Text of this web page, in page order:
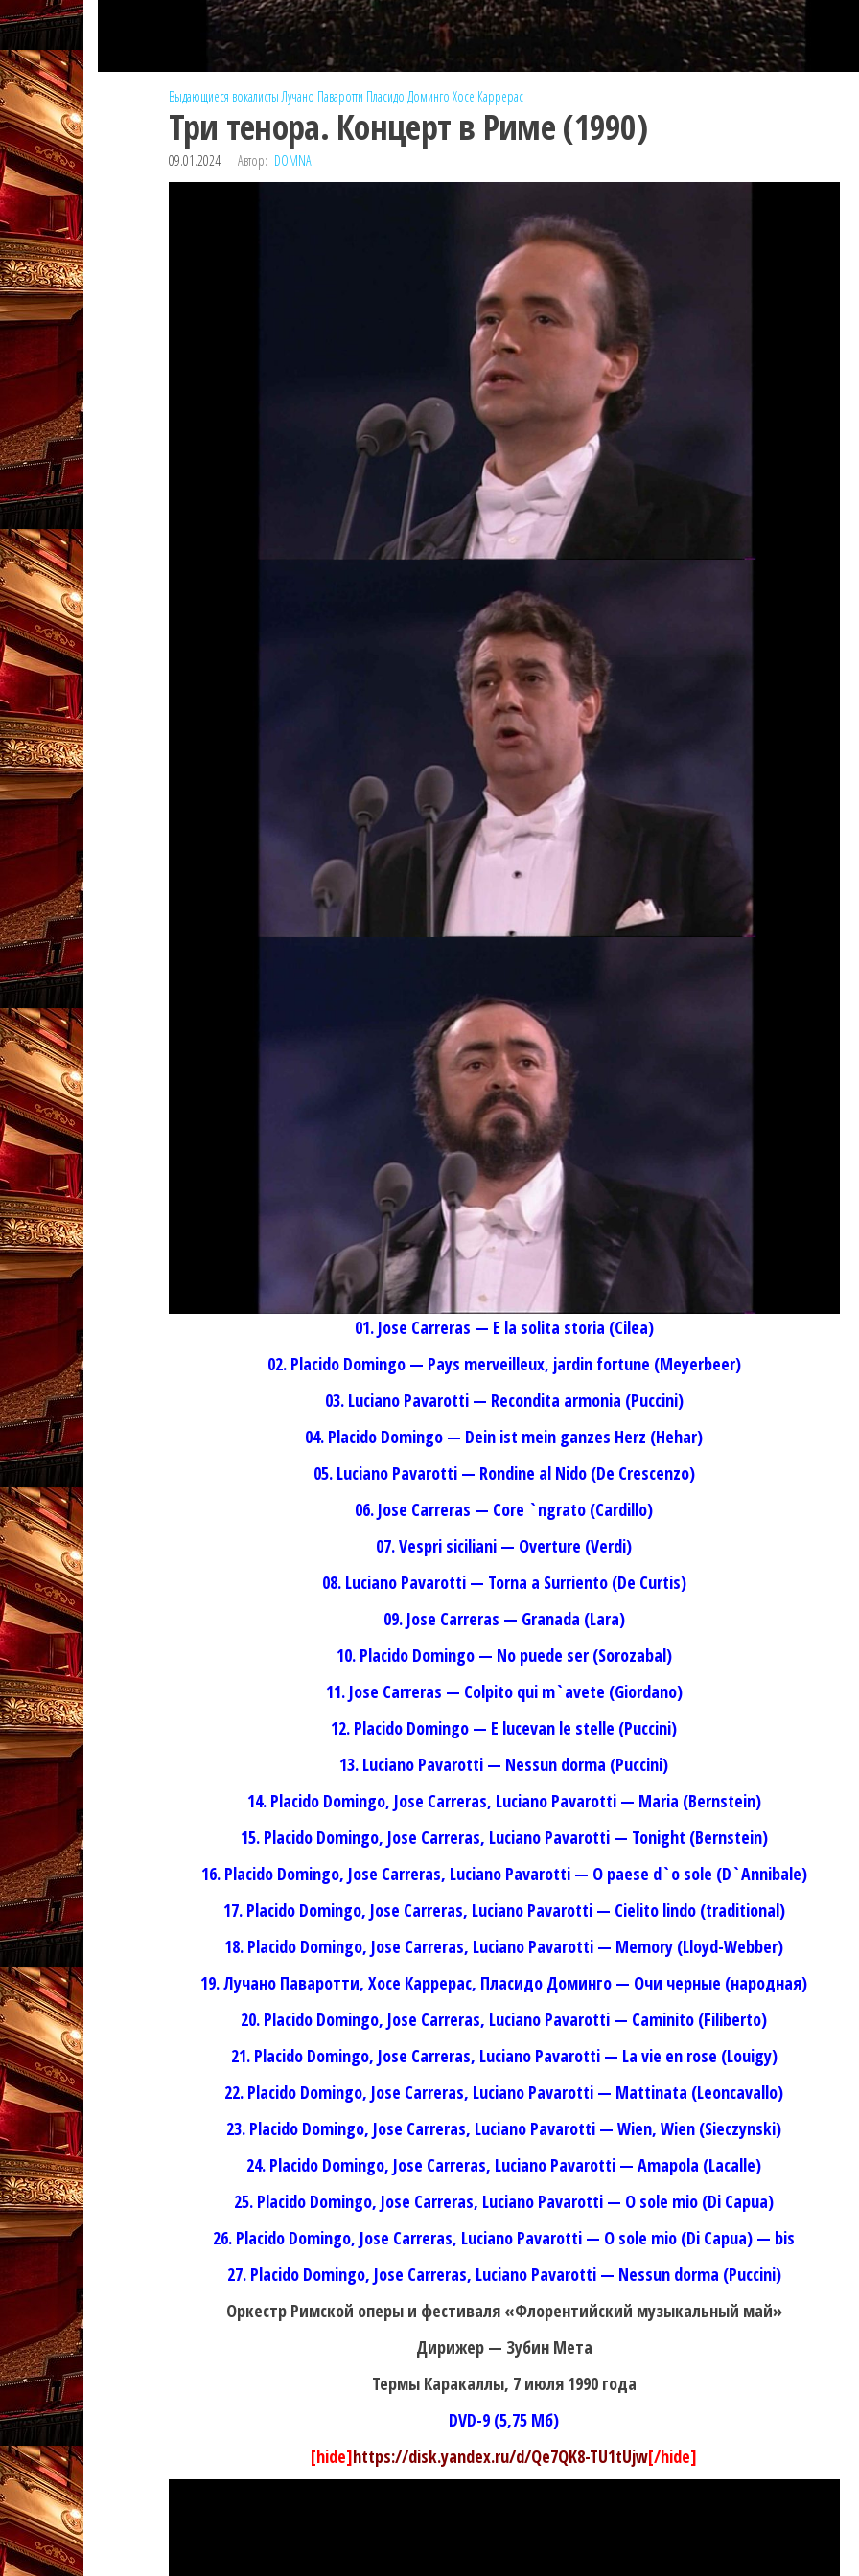
Выдающиеся вокалистыЛучано Паваротти Пласидо Доминго Хосе Каррерас
Три тенора. Концерт в Риме (1990)
09.01.2024 Автор: DOMNA
01. Jose Carreras — E la solita storia (Cilea)
02. Placido Domingo — Pays merveilleux, jardin fortune (Meyerbeer)
03. Luciano Pavarotti — Recondita armonia (Puccini)
04. Placido Domingo — Dein ist mein ganzes Herz (Hehar)
05. Luciano Pavarotti — Rondine al Nido (De Crescenzo)
06. Jose Carreras — Core `ngrato (Cardillo)
07. Vespri siciliani — Overture (Verdi)
08. Luciano Pavarotti — Torna a Surriento (De Curtis)
09. Jose Carreras — Granada (Lara)
10. Placido Domingo — No puede ser (Sorozabal)
11. Jose Carreras — Colpito qui m`avete (Giordano)
12. Placido Domingo — E lucevan le stelle (Puccini)
13. Luciano Pavarotti — Nessun dorma (Puccini)
14. Placido Domingo, Jose Carreras, Luciano Pavarotti — Maria (Bernstein)
15. Placido Domingo, Jose Carreras, Luciano Pavarotti — Tonight (Bernstein)
16. Placido Domingo, Jose Carreras, Luciano Pavarotti — O paese d`o sole (D`Annibale)
17. Placido Domingo, Jose Carreras, Luciano Pavarotti — Cielito lindo (traditional)
18. Placido Domingo, Jose Carreras, Luciano Pavarotti — Memory (Lloyd-Webber)
19. Лучано Паваротти, Хосе Каррерас, Пласидо Доминго — Очи черные (народная)
20. Placido Domingo, Jose Carreras, Luciano Pavarotti — Caminito (Filiberto)
21. Placido Domingo, Jose Carreras, Luciano Pavarotti — La vie en rose (Louigy)
22. Placido Domingo, Jose Carreras, Luciano Pavarotti — Mattinata (Leoncavallo)
23. Placido Domingo, Jose Carreras, Luciano Pavarotti — Wien, Wien (Sieczynski)
24. Placido Domingo, Jose Carreras, Luciano Pavarotti — Amapola (Lacalle)
25. Placido Domingo, Jose Carreras, Luciano Pavarotti — O sole mio (Di Capua)
26. Placido Domingo, Jose Carreras, Luciano Pavarotti — O sole mio (Di Capua) — bis
27. Placido Domingo, Jose Carreras, Luciano Pavarotti — Nessun dorma (Puccini)
Оркестр Римской оперы и фестиваля «Флорентийский музыкальный май»
Дирижер — Зубин Мета
Термы Каракаллы, 7 июля 1990 года
DVD-9 (5,75 Мб)
[hide]https://disk.yandex.ru/d/Qe7QK8-TU1tUjw[/hide]